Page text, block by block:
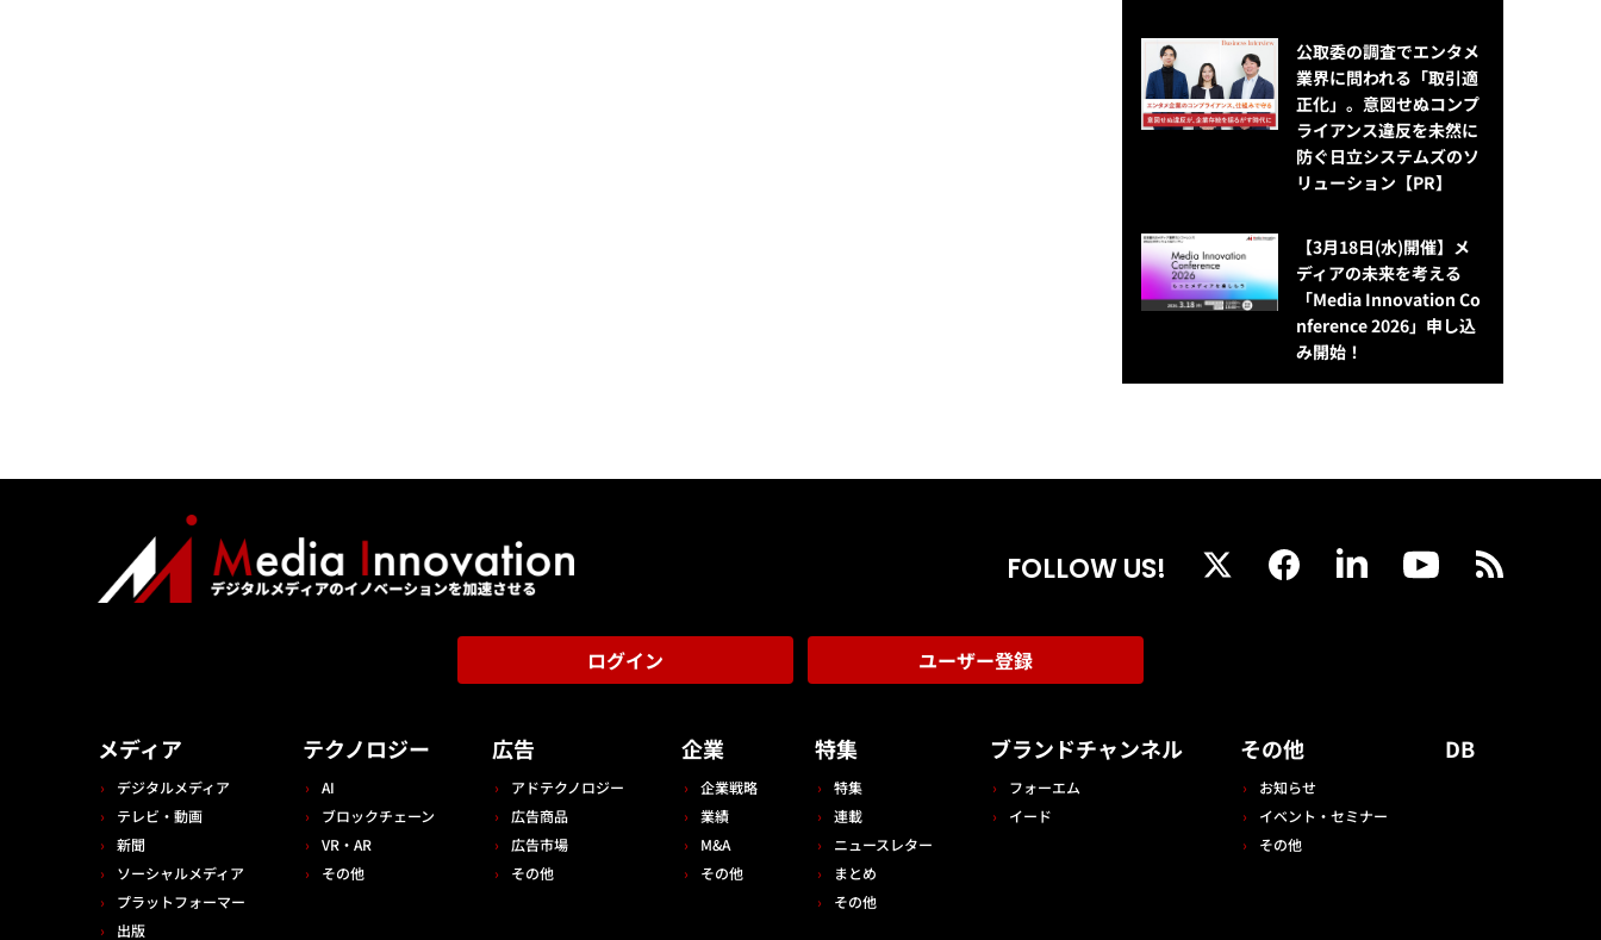
公​​取委の調査でエンタメ
業界に問われる「取引適
正化」。意図せぬコンプ
ライアンス違反を未然に
防ぐ日立システムズのソ
リューション​【PR】
【3月18日(水)開催】メ
ディアの未来を考える
「Media Innovation Co
nference 2026」申し込
み開始！
FOLLOW US!
ログイン ユーザー登録
メディア
デジタルメディア
テレビ・動画
新聞
ソーシャルメディア
プラットフォーマー
出版
テクノロジー
AI
ブロックチェーン
VR・AR
その他
広告
アドテクノロジー
広告商品
広告市場
その他
企業
企業戦略
業績
M&A
その他
特集
特集
連載
ニュースレター
まとめ
その他
ブランドチャンネル
フォーエム
イード
その他
お知らせ
イベント・セミナー
その他
DB